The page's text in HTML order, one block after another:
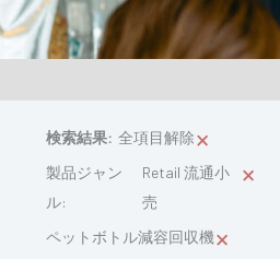
検索結果: 全項目解除×
製品ジャン
ル:
Retail 流通小
売
×
ペットボトル減容回収機×